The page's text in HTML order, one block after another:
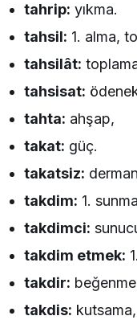
tahrip: yıkma.
tahsil: 1. alma,
tahsilât:
tahsisat:
tahta: ahşap,
takat: güç.
takatsiz:
takdim: 1.
takdimci:
takdim etmek:
takdir:
takdis: kutsama,